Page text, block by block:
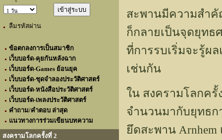
ลืมรหัสผ่าน
ข้อตกลงการเป็นสมาชิก
เว็บบอร์ด-คุยกันหลังฉาก
เว็บบอร์ด-Games ย้อนยุค
เว็บบอร์ด-ชุดจำลองประวัติศาสตร์
เว็บบอร์ด-หนังสือประวัติศาสตร์
เว็บบอร์ด-เพลงประวัติศาสตร์
คำถาม/คำตอบ ล่าสุด
แนวทางการร่วมเขียนบทความ
สงครามโลกครั้งที่ 2
สะพานมีความสำ
ก็กลายเป็นจุดยุท
ที่การรบเริ่มจะรู้ผ
เช่นกัน
ใน สงครามโลกค
จำนวนมากับยุทธก
ยึดสะพาน